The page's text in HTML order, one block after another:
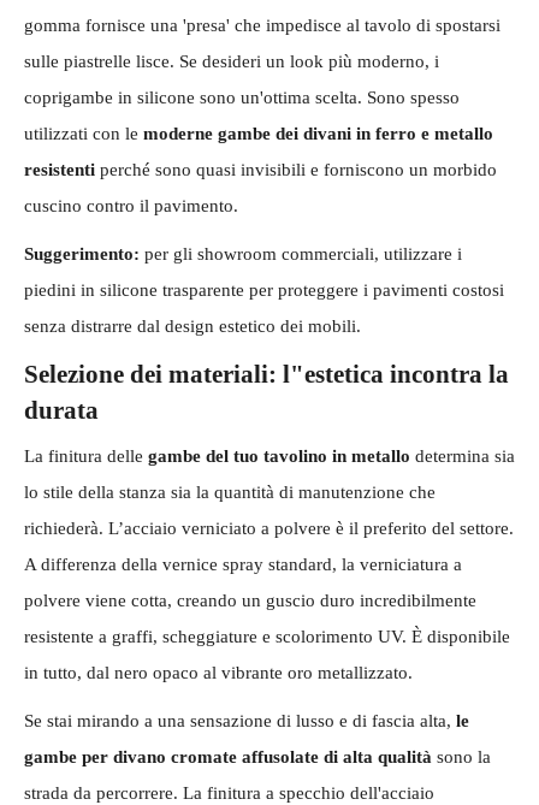
gomma fornisce una 'presa' che impedisce al tavolo di spostarsi
sulle piastrelle lisce. Se desideri un look più moderno, i
coprigambe in silicone sono un'ottima scelta. Sono spesso
utilizzati con le moderne gambe dei divani in ferro e metallo
resistenti perché sono quasi invisibili e forniscono un morbido
cuscino contro il pavimento.
Suggerimento: per gli showroom commerciali, utilizzare i
piedini in silicone trasparente per proteggere i pavimenti costosi
senza distrarre dal design estetico dei mobili.
Selezione dei materiali: l"estetica incontra la
durata
La finitura delle gambe del tuo tavolino in metallo determina sia
lo stile della stanza sia la quantità di manutenzione che
richiederà. L’acciaio verniciato a polvere è il preferito del settore.
A differenza della vernice spray standard, la verniciatura a
polvere viene cotta, creando un guscio duro incredibilmente
resistente a graffi, scheggiature e scolorimento UV. È disponibile
in tutto, dal nero opaco al vibrante oro metallizzato.
Se stai mirando a una sensazione di lusso e di fascia alta, le
gambe per divano cromate affusolate di alta qualità sono la
strada da percorrere. La finitura a specchio dell'acciaio